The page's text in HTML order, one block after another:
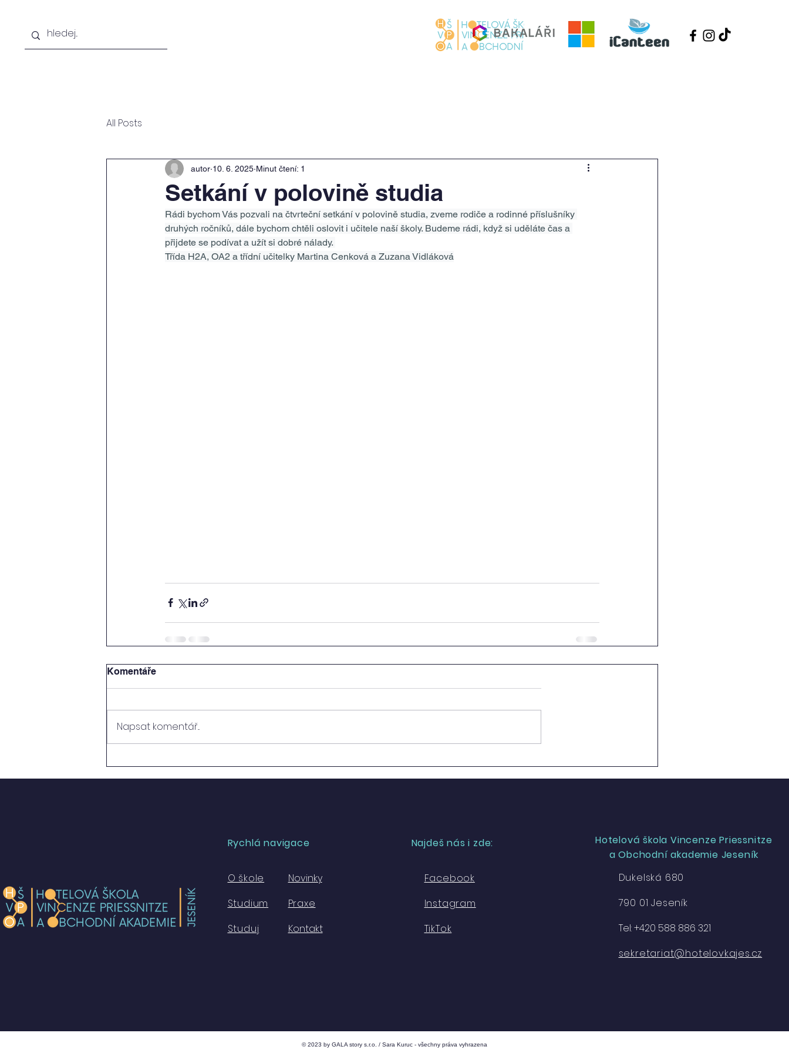
All Posts
Setkání v polovině studia
autor 10. 6. 2025 Minut čtení: 1
Rádi bychom Vás pozvali na čtvrteční setkání v polovině studia, zveme rodiče a rodinné příslušníky
druhých ročníků, dále bychom chtěli oslovit i učitele naší školy. Budeme rádi, když si uděláte čas a
přijdete se podívat a užít si dobré nálady.
Třída H2A, OA2 a třídní učitelky Martina Cenková a Zuzana Vidláková
Komentáře
Napsat komentář...
Rychlá navigace
O škole
Studium
Studuj
Novinky
Praxe
Kontakt
Najdeš nás i zde:
Facebook
Instagram
TikTok
Hotelová škola Vincenze Priessnitze
a Obchodní akademie Jeseník
Dukelská 680
790 01 Jeseník
Tel: +420 588 886 321
sekretariat@hotelovkajes.cz
© 2023 by GALA story s.r.o. / Sara Kuruc - všechny práva vyhrazena